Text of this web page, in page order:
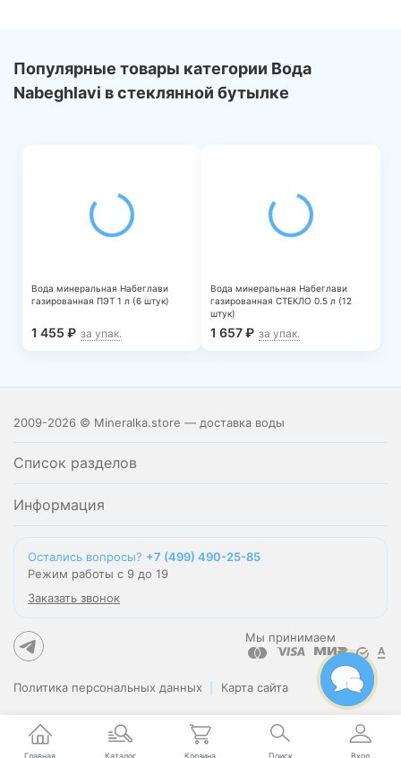
Популярные товары категории Вода
Nabeghlavi в стеклянной бутылке
Вода минеральная Набеглави
газированная ПЭТ 1 л (6 штук)
1 455 ₽ за упак.
Вода минеральная Набеглави
газированная СТЕКЛО 0.5 л (12
штук)
1 657₽ за упак.
Главная Каталог Корзина Поиск Вход
2009-2026 © Mineralka.store — доставка воды
Список разделов
Информация
Остались вопросы? +7 (499) 490-25-85
Режим работы с 9 до 19
Заказать звонок
Мы принимаем
Политика персональных данных Карта сайта